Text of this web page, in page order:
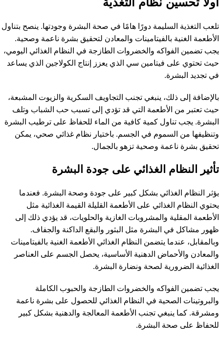
تلعب التغذية السليمة دورًا هامًا في صحة البشرة وجودتها. ينصح بتناول
الأطعمة الغنية بالفيتامينات والمعادن لتحقيق بشرة ناعمة وصحية.
يجب تضمين الفواكه والخضروات الطازجة في النظام الغذائي اليومي،
حيث تحتوي على فيتامين سي الذي يعزز إنتاج الكولاجين الذي يساعد
في تجديد البشرة.
بالإضافة إلى ذلك، ينبغي تجنب التجاويف السكرية والزيوت المشبعة،
حيث تعتبر من الأطعمة التي قد تؤدي إلى تسبب حب الشباب وتلف
البشرة. يجب تناول كمية كافية من الماء للحفاظ على ترطيب البشرة
وتنظيفها من السموم في الجسم. باختيار نظام غذائي صحي، يمكن
تحقيق بشرة ناعمة وصحية تزهو بالجمال.
تأثير النظام الغذائي على جودة البشرة
يؤثر النظام الغذائي بشكل كبير على جودة وصحة البشرة. فعندما
يحتوي النظام الغذائي على الأطعمة القليلة القيمة الغذائية مثل
الأطعمة المقلية والمشروبات الغازية والحلويات، قد يؤدي ذلك إلى
ظهور مشاكل في البشرة مثل البثور والبقع الداكنة والجفاف.
وبالمقابل، عندما يتضمن النظام الغذائي الأطعمة الغنية بالفيتامينات
والمعادن والأحماض الدهنية الأساسية، يحصل الجسم على العناصر
الغذائية الضرورية لصحة ونضارة البشرة.
يجب تضمين الفواكه والخضروات الطازجة والحبوب الكاملة
والبروتينات الصحية في النظام الغذائي للحصول على بشرة ناعمة
ومشرقة. كما ينبغي تجنب الأطعمة المعالجة والدهنية بشكل كبير
للحفاظ على صحة البشرة.